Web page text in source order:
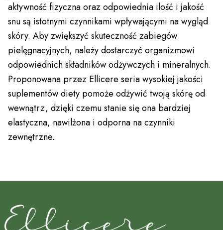
aktywność fizyczna oraz odpowiednia ilość i jakość
snu są istotnymi czynnikami wpływającymi na wygląd
skóry. Aby zwiększyć skuteczność zabiegów
pielęgnacyjnych, należy dostarczyć organizmowi
odpowiednich składników odżywczych i mineralnych.
Proponowana przez Ellicere seria wysokiej jakości
suplementów diety pomoże odżywić twoją skórę od
wewnątrz, dzięki czemu stanie się ona bardziej
elastyczna, nawilżona i odporna na czynniki
zewnętrzne.